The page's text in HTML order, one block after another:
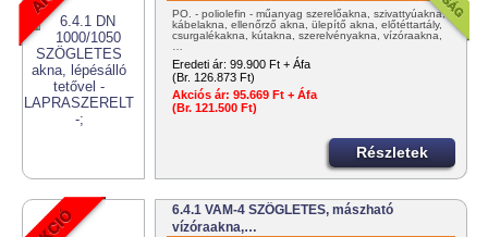
PO. - poliolefin - műanyag szerelőakna, szivattyúakna,
kábelakna, ellenőrző akna, ülepítő akna, előtéttartály,
csurgalékakna, kútakna, szerelvényakna, vízóraakna,
…
Eredeti ár: 99.900 Ft + Áfa
(Br. 126.873 Ft)
Akciós ár: 95.669 Ft + Áfa
(Br. 121.500 Ft)
Részletek
6.4.1 VAM-4 SZÖGLETES, mászható
vízóraakna,…